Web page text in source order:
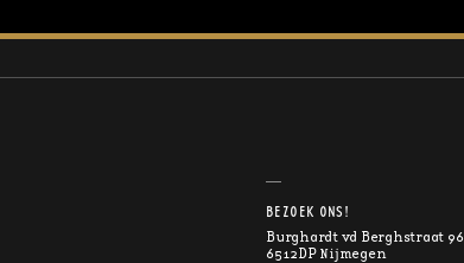
BEZOEK ONS!
Burghardt vd Berghstraat 96
6512DP Nijmegen